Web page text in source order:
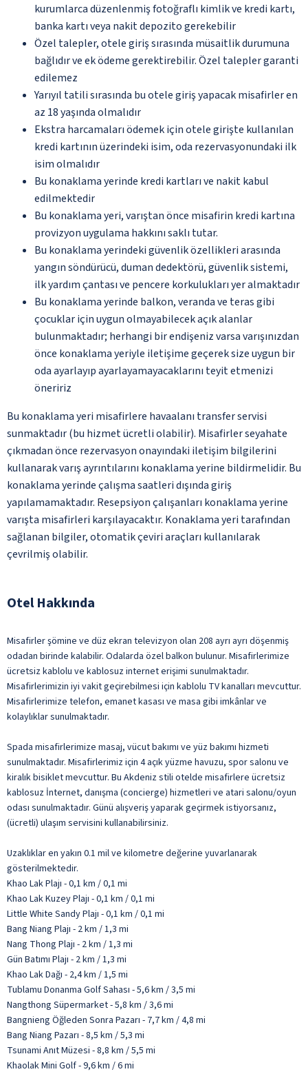
kurumlarca düzenlenmiş fotoğraflı kimlik ve kredi kartı,
banka kartı veya nakit depozito gerekebilir
Özel talepler, otele giriş sırasında müsaitlik durumuna
bağlıdır ve ek ödeme gerektirebilir. Özel talepler garanti
edilemez
Yarıyıl tatili sırasında bu otele giriş yapacak misafirler en
az 18 yaşında olmalıdır
Ekstra harcamaları ödemek için otele girişte kullanılan
kredi kartının üzerindeki isim, oda rezervasyonundaki ilk
isim olmalıdır
Bu konaklama yerinde kredi kartları ve nakit kabul
edilmektedir
Bu konaklama yeri, varıştan önce misafirin kredi kartına
provizyon uygulama hakkını saklı tutar.
Bu konaklama yerindeki güvenlik özellikleri arasında
yangın söndürücü, duman dedektörü, güvenlik sistemi,
ilk yardım çantası ve pencere korkulukları yer almaktadır
Bu konaklama yerinde balkon, veranda ve teras gibi
çocuklar için uygun olmayabilecek açık alanlar
bulunmaktadır; herhangi bir endişeniz varsa varışınızdan
önce konaklama yeriyle iletişime geçerek size uygun bir
oda ayarlayıp ayarlayamayacaklarını teyit etmenizi
öneririz
Bu konaklama yeri misafirlere havaalanı transfer servisi
sunmaktadır (bu hizmet ücretli olabilir). Misafirler seyahate
çıkmadan önce rezervasyon onayındaki iletişim bilgilerini
kullanarak varış ayrıntılarını konaklama yerine bildirmelidir. Bu
konaklama yerinde çalışma saatleri dışında giriş
yapılamamaktadır. Resepsiyon çalışanları konaklama yerine
varışta misafirleri karşılayacaktır. Konaklama yeri tarafından
sağlanan bilgiler, otomatik çeviri araçları kullanılarak
çevrilmiş olabilir.
Otel Hakkında
Misafirler şömine ve düz ekran televizyon olan 208 ayrı ayrı döşenmiş
odadan birinde kalabilir. Odalarda özel balkon bulunur. Misafirlerimize
ücretsiz kablolu ve kablosuz internet erişimi sunulmaktadır.
Misafirlerimizin iyi vakit geçirebilmesi için kablolu TV kanalları mevcuttur.
Misafirlerimize telefon, emanet kasası ve masa gibi imkânlar ve
kolaylıklar sunulmaktadır.
Spada misafirlerimize masaj, vücut bakımı ve yüz bakımı hizmeti
sunulmaktadır. Misafirlerimiz için 4 açık yüzme havuzu, spor salonu ve
kiralık bisiklet mevcuttur. Bu Akdeniz stili otelde misafirlere ücretsiz
kablosuz İnternet, danışma (concierge) hizmetleri ve atari salonu/oyun
odası sunulmaktadır. Günü alışveriş yaparak geçirmek istiyorsanız,
(ücretli) ulaşım servisini kullanabilirsiniz.
Uzaklıklar en yakın 0.1 mil ve kilometre değerine yuvarlanarak
gösterilmektedir.
Khao Lak Plajı - 0,1 km / 0,1 mi
Khao Lak Kuzey Plajı - 0,1 km / 0,1 mi
Little White Sandy Plajı - 0,1 km / 0,1 mi
Bang Niang Plajı - 2 km / 1,3 mi
Nang Thong Plajı - 2 km / 1,3 mi
Gün Batımı Plajı - 2 km / 1,3 mi
Khao Lak Dağı - 2,4 km / 1,5 mi
Tublamu Donanma Golf Sahası - 5,6 km / 3,5 mi
Nangthong Süpermarket - 5,8 km / 3,6 mi
Bangnieng Öğleden Sonra Pazarı - 7,7 km / 4,8 mi
Bang Niang Pazarı - 8,5 km / 5,3 mi
Tsunami Anıt Müzesi - 8,8 km / 5,5 mi
Khaolak Mini Golf - 9,6 km / 6 mi